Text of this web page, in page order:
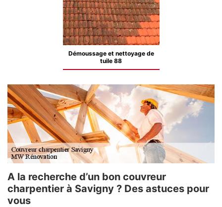
Démoussage et nettoyage de
tuile 88
A la recherche d’un bon couvreur
charpentier à Savigny ? Des astuces pour
vous